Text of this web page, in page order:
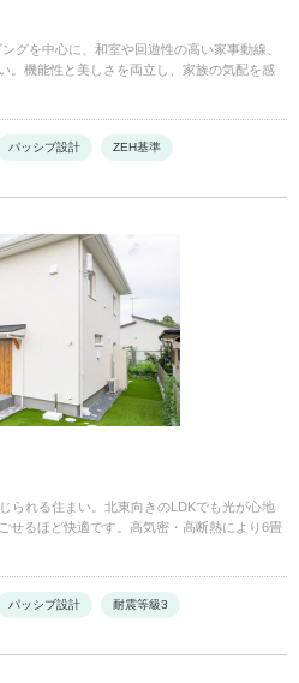
グを中心に、和室や回遊性の高い家事動線、
。機能性と美しさを両立し、家族の気配を感
パッシブ設計 ZEH基準
られる住まい。北東向きのLDKでも光が心地
せるほど快適です。高気密・高断熱により6畳
パッシブ設計 耐震等級3